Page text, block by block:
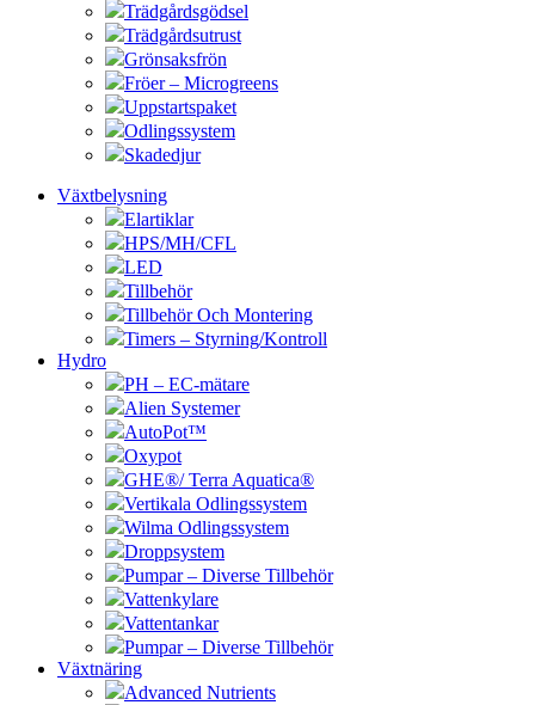
Trädgårdsgödsel
Trädgårdsutrust
Grönsaksfrön
Fröer – Microgreens
Uppstartspaket
Odlingssystem
Skadedjur
Växtbelysning
Elartiklar
HPS/MH/CFL
LED
Tillbehör
Tillbehör Och Montering
Timers – Styrning/Kontroll
Hydro
PH – EC-mätare
Alien Systemer
AutoPot™
Oxypot
GHE®/ Terra Aquatica®
Vertikala Odlingssystem
Wilma Odlingssystem
Droppsystem
Pumpar – Diverse Tillbehör
Vattenkylare
Vattentankar
Pumpar – Diverse Tillbehör
Växtnäring
Advanced Nutrients